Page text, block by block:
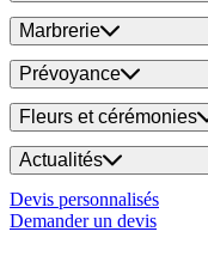
Marbrerie
Prévoyance
Fleurs et cérémonies
Actualités
Devis personnalisés
Demander un devis